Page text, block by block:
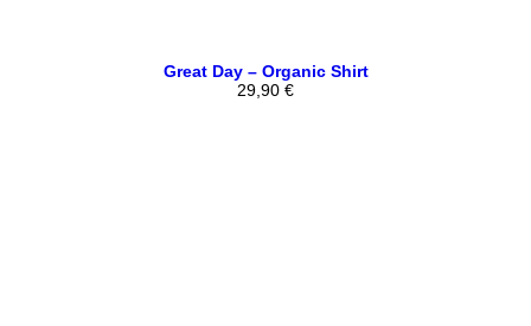
Great Day – Organic Shirt
29,90 €